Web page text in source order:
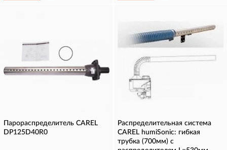
Парораспределитель CAREL
DP125D40R0
Распределительная система
CAREL humiSonic: гибкая
трубка (700мм) с